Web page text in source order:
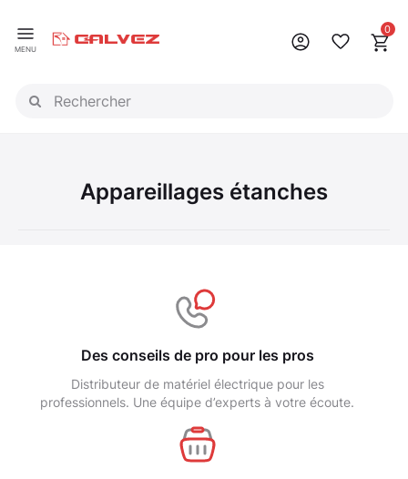
MENU
0
Appareillages étanches
Des conseils de pro pour les pros
Distributeur de matériel électrique pour les
professionnels. Une équipe d’experts à votre écoute.